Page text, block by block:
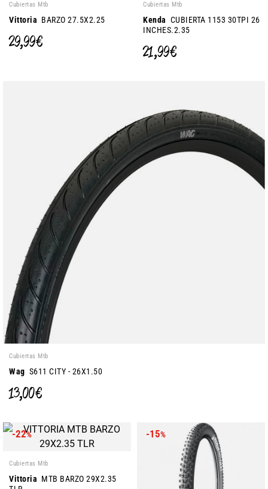
Cubiertas Mtb
Vittoria BARZO 27.5X2.25
29,99 €
Cubiertas Mtb
Kenda CUBIERTA 1153 30TPI 26
INCHES.2.35
21,99 €
Cubiertas Mtb
Wag S611 CITY - 26X1.50
13,00 €
-22%
Cubiertas Mtb
Vittoria MTB BARZO 29X2.35
-15%